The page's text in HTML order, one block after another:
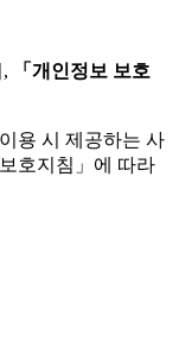
「개인정보 보호
용 시 제공하는 사
호지침」에 따라